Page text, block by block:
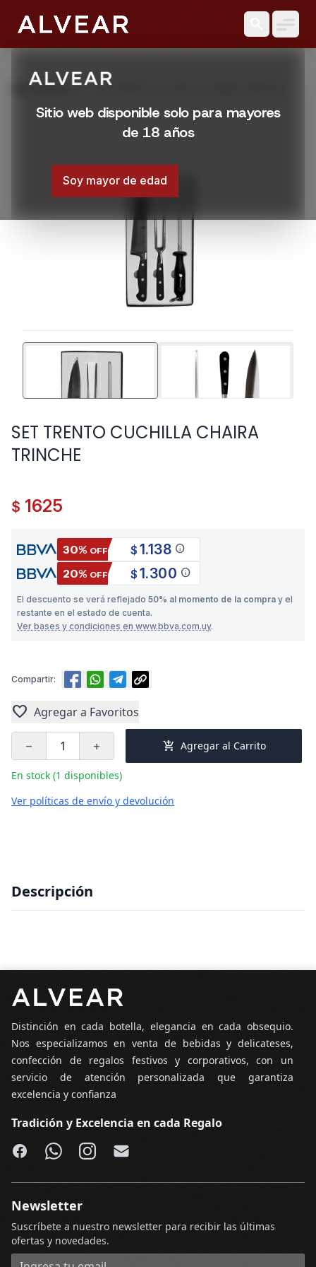
Sitio web disponible solo para mayores
de 18 años
Soy mayor de edad
Productos SET TRENTO CUCHILLA CHAIRA TRINCHE
SET TRENTO CUCHILLA CHAIRA
TRINCHE
$ 1625
30% OFF $ 1.138 info
20% OFF $ 1.300 info
El descuento se verá reflejado 50% al momento de la compra y el
restante en el estado de cuenta.
Ver bases y condiciones en www.bbva.com.uy.
Compartir:
favorite Agregar a Favoritos
remove add add_shopping_cart Agregar al Carrito
En stock (1 disponibles)
Ver políticas de envío y devolución
Descripción
Distinción en cada botella, elegancia en cada obsequio.
Nos especializamos en venta de bebidas y delicateses,
confección de regalos festivos y corporativos, con un
servicio de atención personalizada que garantiza
excelencia y confianza
Tradición y Excelencia en cada Regalo
Facebook
WhatsApp
Instagram
Email
Newsletter
Suscríbete a nuestro newsletter para recibir las últimas
ofertas y novedades.
Dirección de correo electrónico